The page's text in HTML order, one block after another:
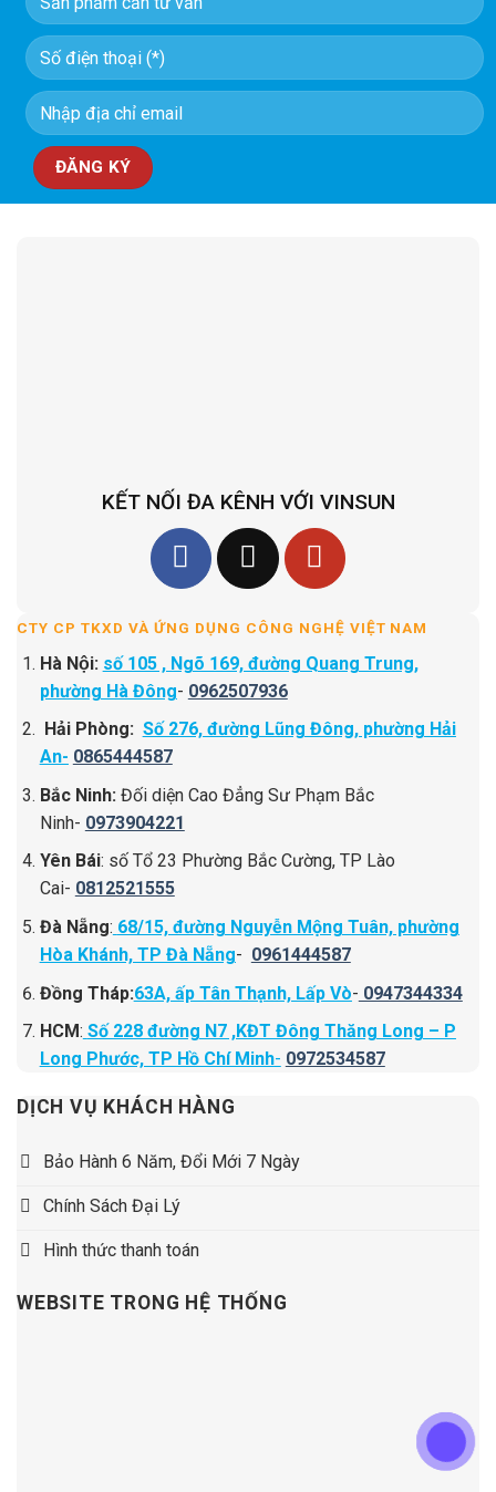
KẾT NỐI ĐA KÊNH VỚI VINSUN
CTY CP TKXD VÀ ỨNG DỤNG CÔNG NGHỆ VIỆT NAM
Hà Nội: số 105 , Ngõ 169, đường Quang Trung,
phường Hà Đông- 0962507936
Hải Phòng: Số 276, đường Lũng Đông, phường Hải
An- 0865444587
Bắc Ninh: Đối diện Cao Đẳng Sư Phạm Bắc
Ninh- 0973904221
Yên Bái: số Tổ 23 Phường Bắc Cường, TP Lào
Cai- 0812521555
Đà Nẵng: 68/15, đường Nguyễn Mộng Tuân, phường
Hòa Khánh, TP Đà Nẵng- 0961444587
Đồng Tháp:63A, ấp Tân Thạnh, Lấp Vò- 0947344334
HCM: Số 228 đường N7 ,KĐT Đông Thăng Long – P
Long Phước, TP Hồ Chí Minh- 0972534587
DỊCH VỤ KHÁCH HÀNG
Bảo Hành 6 Năm, Đổi Mới 7 Ngày
Chính Sách Đại Lý
Hình thức thanh toán
WEBSITE TRONG HỆ THỐNG